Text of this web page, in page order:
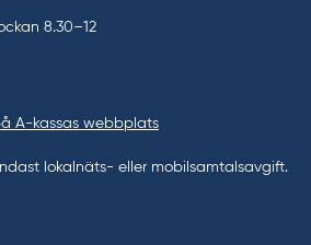
8.30–12
A-kassas webbplats
lokalnäts- eller mobilsamtalsavgift.